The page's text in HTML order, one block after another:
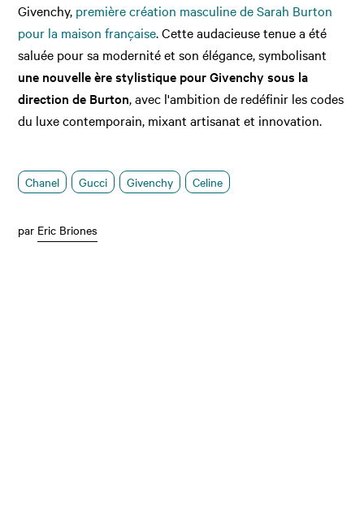
Givenchy, première création masculine de Sarah Burton
pour la maison française. Cette audacieuse tenue a été
saluée pour sa modernité et son élégance, symbolisant
une nouvelle ère stylistique pour Givenchy sous la
direction de Burton, avec l'ambition de redéfinir les codes
du luxe contemporain, mixant artisanat et innovation.
Chanel Gucci Givenchy Celine
par Eric Briones